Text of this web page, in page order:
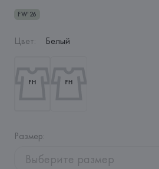
FW'26
Цвет: Белый
Размер:
Выберите размер